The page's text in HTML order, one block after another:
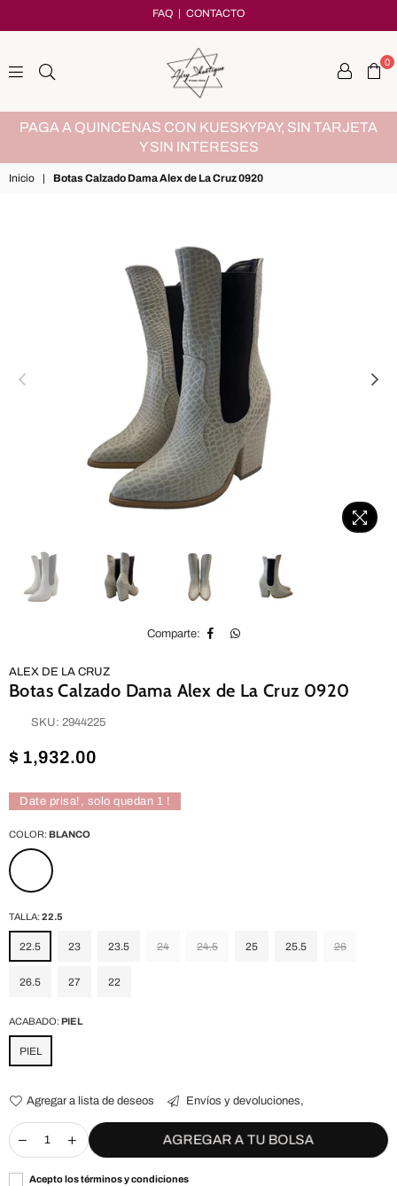
FAQ | CONTACTO
adryshoetique
0
PAGA A QUINCENAS CON KUESKYPAY, SIN TARJETA
Y SIN INTERESES
Inicio | Botas Calzado Dama Alex de La Cruz 0920
Comparte:
ALEX DE LA CRUZ
Botas Calzado Dama Alex de La Cruz 0920
SKU: 2944225
Precio
$ 1,932.00
Date prisa!, solo quedan 1 !
COLOR: BLANCO
TALLA:22.5
22.5 23 23.5 24 24.5 25 25.5 26
26.5 27 22
ACABADO: PIEL
PIEL
Agregar a lista de deseos Envíos y devoluciones,
AGREGAR A TU BOLSA
Acepto los términos y condiciones